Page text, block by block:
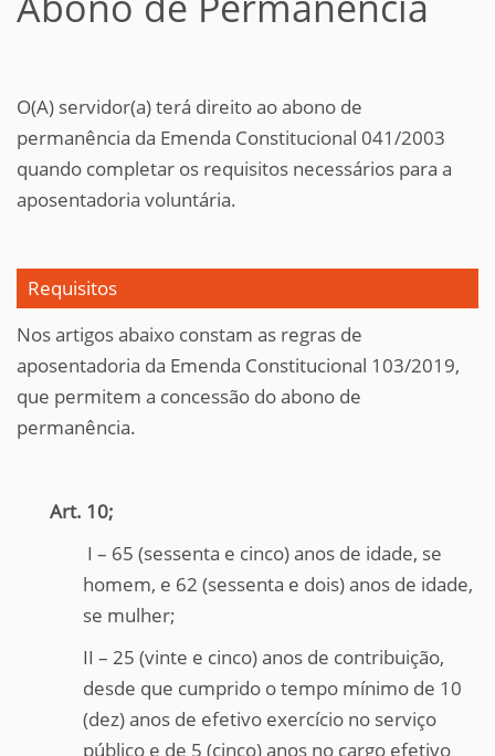
O(A) servidor(a) terá direito ao abono de
permanência da Emenda Constitucional 041/2003
quando completar os requisitos necessários para a
aposentadoria voluntária.
Requisitos
Nos artigos abaixo constam as regras de
aposentadoria da Emenda Constitucional 103/2019,
que permitem a concessão do abono de
permanência.
Art. 10;
I – 65 (sessenta e cinco) anos de idade, se
homem, e 62 (sessenta e dois) anos de idade,
se mulher;
II – 25 (vinte e cinco) anos de contribuição,
desde que cumprido o tempo mínimo de 10
(dez) anos de efetivo exercício no serviço
público e de 5 (cinco) anos no cargo efetivo